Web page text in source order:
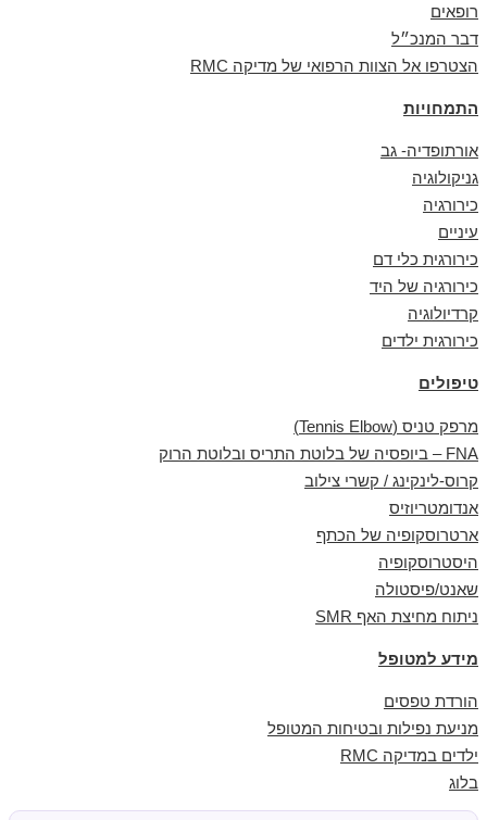
רופאים
דבר המנכ״ל
הצטרפו אל הצוות הרפואי של מדיקה RMC
התמחויות
אורתופדיה- גב
גניקולוגיה
כירורגיה
עיניים
כירורגית כלי דם
כירורגיה של היד
קרדיולוגיה
כירורגית ילדים
טיפולים
מרפק טניס (Tennis Elbow)
FNA – ביופסיה של בלוטת התריס ובלוטת הרוק
קרוס-לינקינג / קשרי צילוב
אנדומטריוזיס
ארטרוסקופיה של הכתף
היסטרוסקופיה
שאנט/פיסטולה
ניתוח מחיצת האף SMR
מידע למטופל
הורדת טפסים
מניעת נפילות ובטיחות המטופל
ילדים במדיקה RMC
בלוג